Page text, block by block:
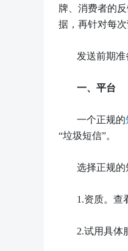
牌、消费者的
据，再针对每
发送前期准
一、 平台
一个正规的
“垃圾短信”。
选择正规的
1.资质。查
2.试用具体